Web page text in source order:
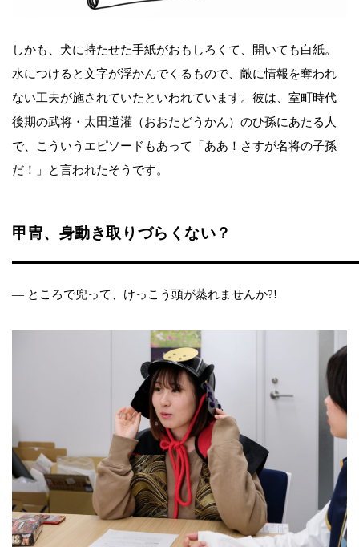
しかも、犬に持たせた手紙がおもしろくて、開いても白紙。
水につけると文字が浮かんでくるもので、敵に情報を奪われ
ない工夫が施されていたといわれています。彼は、室町時代
後期の武将・太田道灌（おおたどうかん）のひ孫にあたる人
で、こういうエピソードもあって「ああ！さすが名将の子孫
だ！」と言われたそうです。
甲冑、身動き取りづらくない？
― ところで兜って、けっこう頭が蒸れませんか?!